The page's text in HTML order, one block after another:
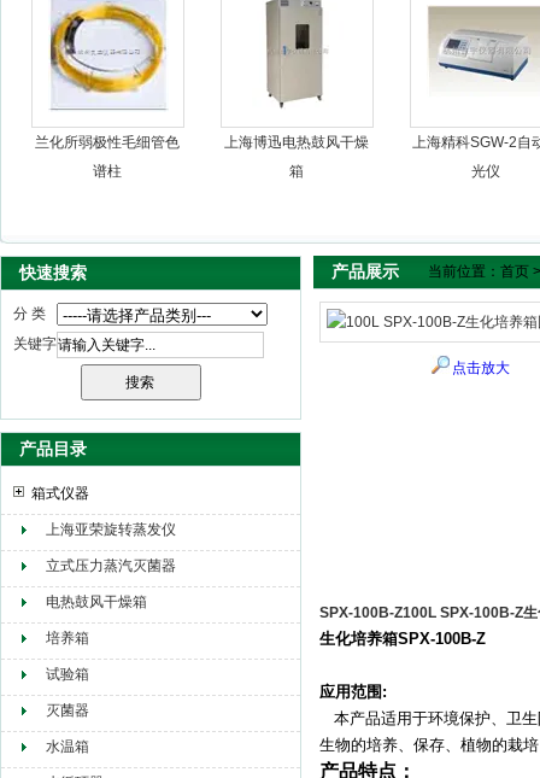
兰化所弱极性毛细管色
谱柱
上海博迅电热鼓风干燥
箱
上海精科SGW-2自
光仪
快速搜索
分 类
关键字
产品目录
箱式仪器
上海亚荣旋转蒸发仪
立式压力蒸汽灭菌器
电热鼓风干燥箱
培养箱
试验箱
灭菌器
水温箱
产品展示 当前位置： 首页
点击放大
SPX-100B-Z100L SPX-100B-Z
生化培养箱SPX-100B-Z
应用范围 :
本产品适用于环境保护、卫
生物的培养、保存、植物的栽
产品特点：